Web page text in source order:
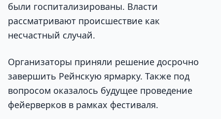
были госпитализированы. Власти
рассматривают происшествие как
несчастный случай.
Организаторы приняли решение досрочно
завершить Рейнскую ярмарку. Также под
вопросом оказалось будущее проведение
фейерверков в рамках фестиваля.